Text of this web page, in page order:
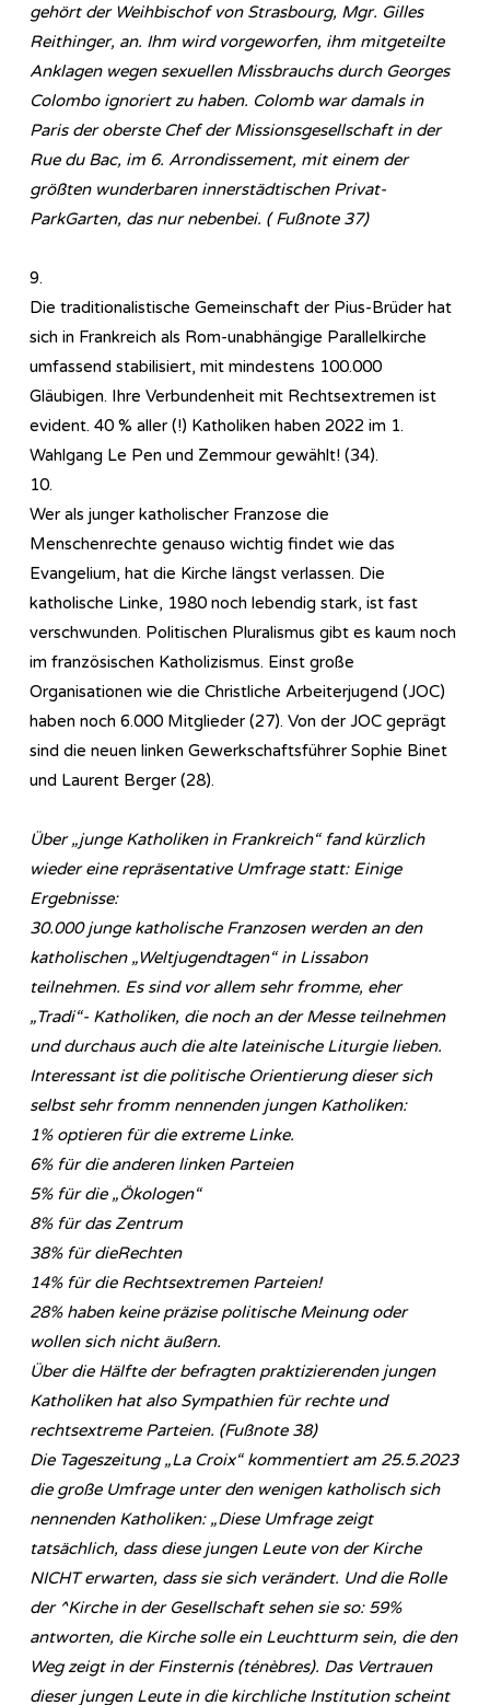
gehört der Weihbischof von Strasbourg, Mgr. Gilles
Reithinger, an. Ihm wird vorgeworfen, ihm mitgeteilte
Anklagen wegen sexuellen Missbrauchs durch Georges
Colombo ignoriert zu haben. Colomb war damals in
Paris der oberste Chef der Missionsgesellschaft in der
Rue du Bac, im 6. Arrondissement, mit einem der
größten wunderbaren innerstädtischen Privat-
ParkGarten, das nur nebenbei. ( Fußnote 37)
9.
Die traditionalistische Gemeinschaft der Pius-Brüder hat
sich in Frankreich als Rom-unabhängige Parallelkirche
umfassend stabilisiert, mit mindestens 100.000
Gläubigen. Ihre Verbundenheit mit Rechtsextremen ist
evident. 40 % aller (!) Katholiken haben 2022 im 1.
Wahlgang Le Pen und Zemmour gewählt! (34).
10.
Wer als junger katholischer Franzose die
Menschenrechte genauso wichtig findet wie das
Evangelium, hat die Kirche längst verlassen. Die
katholische Linke, 1980 noch lebendig stark, ist fast
verschwunden. Politischen Pluralismus gibt es kaum noch
im französischen Katholizismus. Einst große
Organisationen wie die Christliche Arbeiterjugend (JOC)
haben noch 6.000 Mitglieder (27). Von der JOC geprägt
sind die neuen linken Gewerkschaftsführer Sophie Binet
und Laurent Berger (28).
Über „junge Katholiken in Frankreich“ fand kürzlich
wieder eine repräsentative Umfrage statt: Einige
Ergebnisse:
30.000 junge katholische Franzosen werden an den
katholischen „Weltjugendtagen“ in Lissabon
teilnehmen. Es sind vor allem sehr fromme, eher
„Tradi“- Katholiken, die noch an der Messe teilnehmen
und durchaus auch die alte lateinische Liturgie lieben.
Interessant ist die politische Orientierung dieser sich
selbst sehr fromm nennenden jungen Katholiken:
1% optieren für die extreme Linke.
6% für die anderen linken Parteien
5% für die „Ökologen“
8% für das Zentrum
38% für dieRechten
14% für die Rechtsextremen Parteien!
28% haben keine präzise politische Meinung oder
wollen sich nicht äußern.
Über die Hälfte der befragten praktizierenden jungen
Katholiken hat also Sympathien für rechte und
rechtsextreme Parteien. (Fußnote 38)
Die Tageszeitung „La Croix“ kommentiert am 25.5.2023
die große Umfrage unter den wenigen katholisch sich
nennenden Katholiken: „Diese Umfrage zeigt
tatsächlich, dass diese jungen Leute von der Kirche
NICHT erwarten, dass sie sich verändert. Und die Rolle
der ^Kirche in der Gesellschaft sehen sie so: 59%
antworten, die Kirche solle ein Leuchtturm sein, die den
Weg zeigt in der Finsternis (ténèbres). Das Vertrauen
dieser jungen Leute in die kirchliche Institution scheint